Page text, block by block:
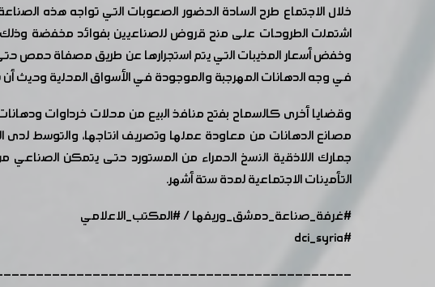
خلال الاجتماع طرح السادة الحضور الصعوبات التي تواجه هذه
اشتملت الطروحات على منح قروض للصناعيين بفوائد مخفضة
وخفض أسعار المذيبات التي يتم استجرارها عن طريق مصفاة حمص
في وجه الدهانات المهرجبة والموجودة في الأسواق المحلية وحيث أن
وقضايا أخرى كالسماح بفتح منافذ البيع من محلات خرداوات
مصانع الدهانات من معاودة عملها وتصريف انتاجها، والتوسط لدى
جمارك اللاذقية النسخ الحمراء من المستورد حتى يتمكن
التأمينات الاجتماعية لمدة ستة أشهر.
#غرفة_صناعة_دمشق_وريفها/#المكتب_الاعلامي
#dci_syria